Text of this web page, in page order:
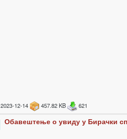
2023-12-14 457.82 KB 621
Обавештење о увиду у Бирачки